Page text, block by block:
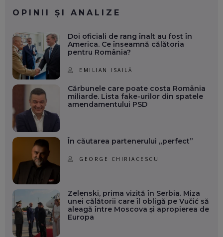
OPINII ȘI ANALIZE
Doi oficiali de rang înalt au fost în
America. Ce înseamnă călătoria
pentru România?
EMILIAN ISAILĂ
Cărbunele care poate costa România
miliarde. Lista fake-urilor din spatele
amendamentului PSD
În căutarea partenerului „perfect”
GEORGE CHIRIACESCU
Zelenski, prima vizită în Serbia. Miza
unei călătorii care îl obligă pe Vučić să
aleagă între Moscova și apropierea de
Europa